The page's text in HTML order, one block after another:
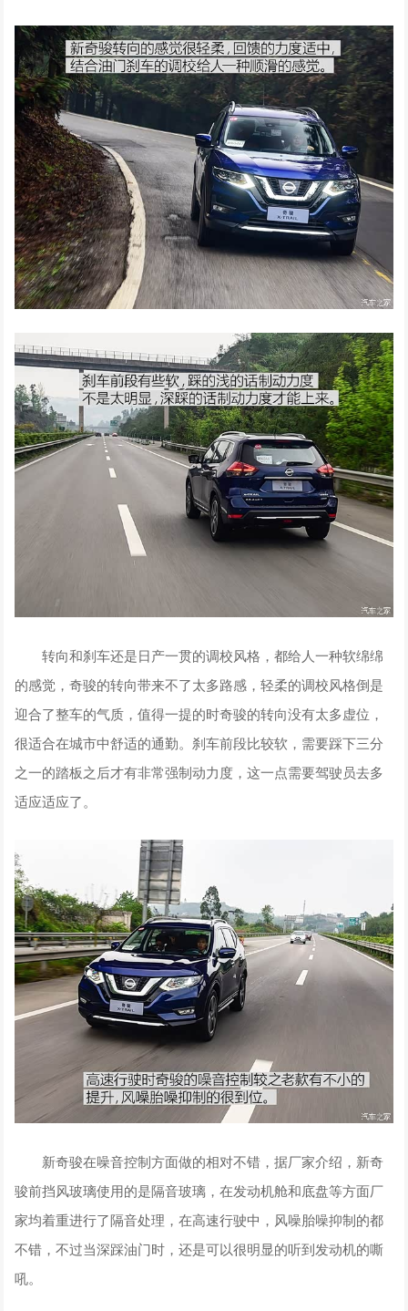
转向和刹车还是日产一贯的调校风格，都给人一种软绵绵
的感觉，奇骏的转向带来不了太多路感，轻柔的调校风格倒是
迎合了整车的气质，值得一提的时奇骏的转向没有太多虚位，
很适合在城市中舒适的通勤。刹车前段比较软，需要踩下三分
之一的踏板之后才有非常强制动力度，这一点需要驾驶员去多
适应适应了。
新奇骏在噪音控制方面做的相对不错，据厂家介绍，新奇
骏前挡风玻璃使用的是隔音玻璃，在发动机舱和底盘等方面厂
家均着重进行了隔音处理，在高速行驶中，风噪胎噪抑制的都
不错，不过当深踩油门时，还是可以很明显的听到发动机的嘶
吼。